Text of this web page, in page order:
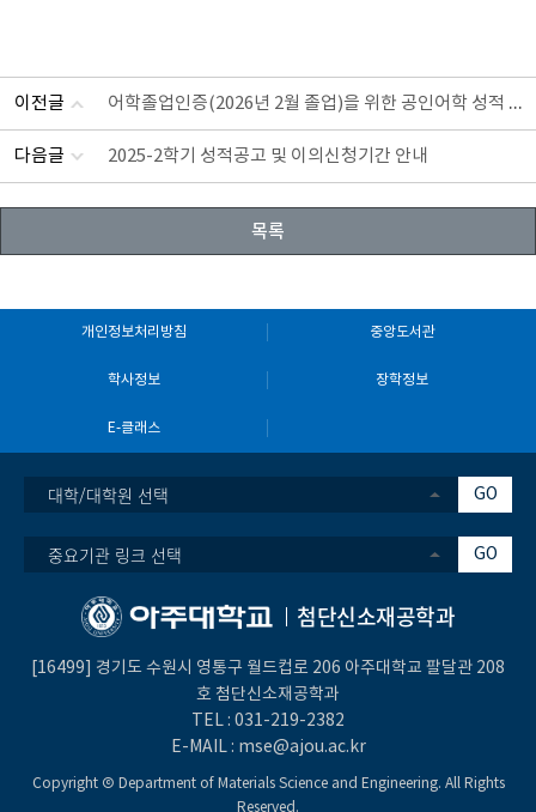
이전글 어학졸업인증(2026년 2월 졸업)을 위한 공인어학 성적 등록 및 제출 안내 (~2026.1.23)
다음글 2025-2학기 성적공고 및 이의신청기간 안내
목록
개인정보처리방침 중앙도서관
학사정보 장학정보
E-클래스
대학/대학원 선택 GO
중요기관 링크 선택 GO
첨단신소재공학과
[16499] 경기도 수원시 영통구 월드컵로 206 아주대학교 팔달관 208
호 첨단신소재공학과
TEL : 031-219-2382
E-MAIL : mse@ajou.ac.kr
Copyright Ⓒ Department of Materials Science and Engineering. All Rights
Reserved.